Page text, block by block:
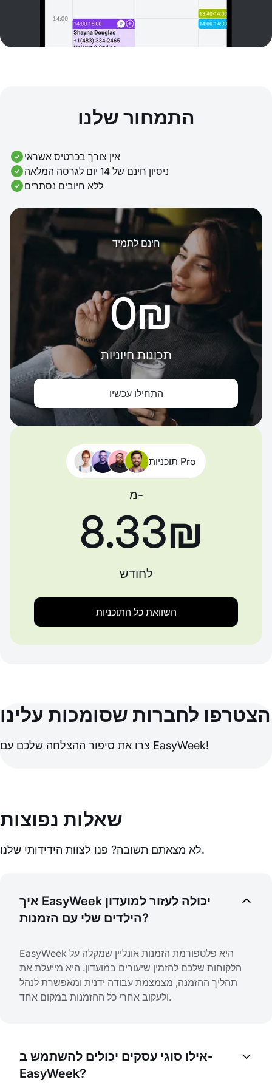
התמחור שלנו
אין צורך בכרטיס אשראי
ניסיון חינם של 14 יום לגרסה המלאה
ללא חיובים נסתרים
חינם לתמיד
‏0 ‏₪
תכונות חיוניות
התחילו עכשיו
תוכניות Pro
מ-
‏8.33 ‏₪
לחודש
השוואת כל התוכניות
הצטרפו לחברות שסומכות עלינו
צרו את סיפור ההצלחה שלכם עם EasyWeek!
שאלות נפוצות
לא מצאתם תשובה? פנו לצוות הידידותי שלנו.
איך EasyWeek יכולה לעזור למועדון
הילדים שלי עם הזמנות?
EasyWeek היא פלטפורמת הזמנות אונליין שמקלה על
הלקוחות שלכם להזמין שיעורים במועדון. היא מייעלת את
תהליך ההזמנה, מצמצמת עבודה ידנית ומאפשרת לנהל
ולעקוב אחרי כל ההזמנות במקום אחד.
אילו סוגי עסקים יכולים להשתמש ב-
EasyWeek?